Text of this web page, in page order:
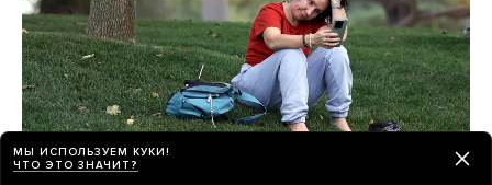
МЫ ИСПОЛЬЗУЕМ КУКИ!
ЧТО ЭТО ЗНАЧИТ?